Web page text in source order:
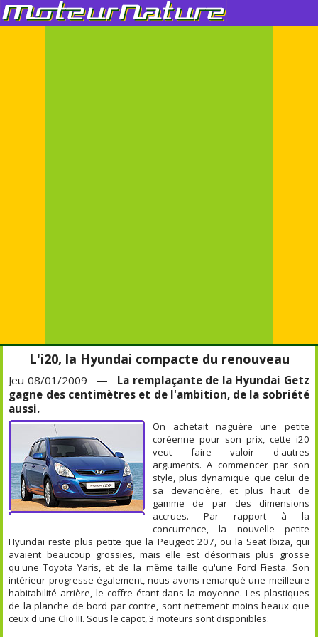
L'i20, la Hyundai compacte du renouveau
Jeu 08/01/2009 — La remplaçante de la Hyundai Getz
gagne des centimètres et de l'ambition, de la sobriété
aussi.
On achetait naguère une petite
coréenne pour son prix, cette i20
veut faire valoir d'autres
arguments. A commencer par son
style, plus dynamique que celui de
sa devancière, et plus haut de
gamme de par des dimensions
accrues. Par rapport à la
concurrence, la nouvelle petite
Hyundai reste plus petite que la Peugeot 207, ou la Seat Ibiza, qui
avaient beaucoup grossies, mais elle est désormais plus grosse
qu'une Toyota Yaris, et de la même taille qu'une Ford Fiesta. Son
intérieur progresse également, nous avons remarqué une meilleure
habitabilité arrière, le coffre étant dans la moyenne. Les plastiques
de la planche de bord par contre, sont nettement moins beaux que
ceux d'une Clio III. Sous le capot, 3 moteurs sont disponibles.